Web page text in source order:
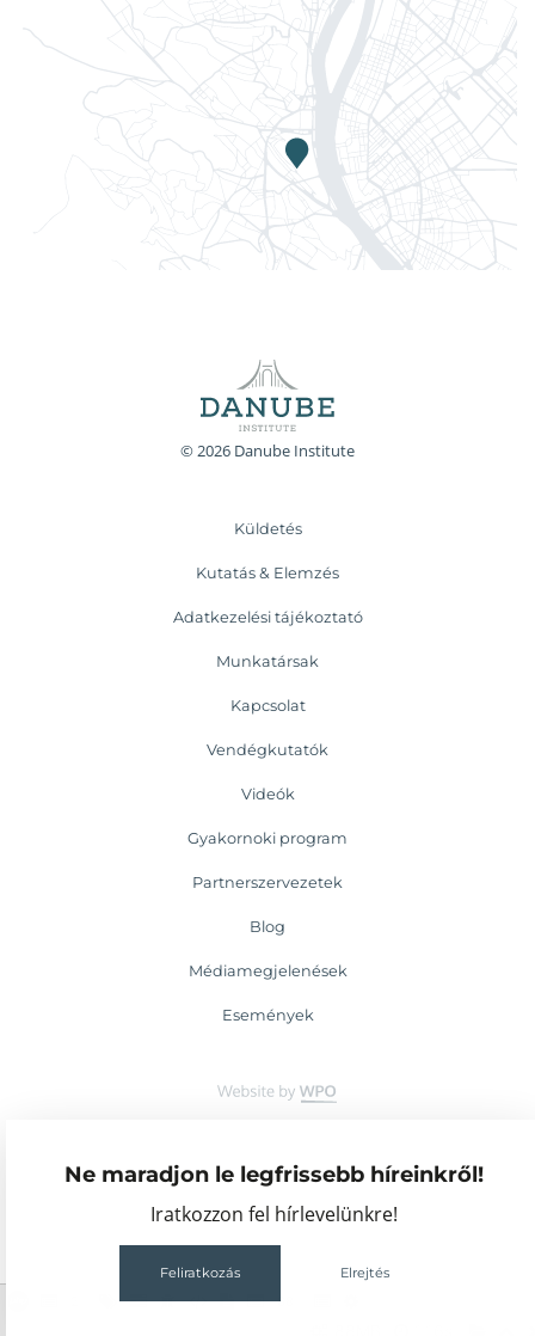
Ne maradjon le legfrissebb híreinkről!
Iratkozzon fel hírlevelünkre!
Feliratkozás Elrejtés
© 2026 Danube Institute
Küldetés
Kutatás & Elemzés
Adatkezelési tájékoztató
Munkatársak
Kapcsolat
Vendégkutatók
Videók
Gyakornoki program
Partnerszervezetek
Blog
Médiamegjelenések
Események
68